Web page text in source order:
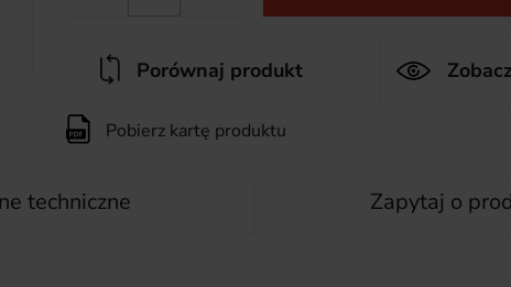
Porównaj produkt
Pobierz kartę produktu
techniczne Zapytaj o